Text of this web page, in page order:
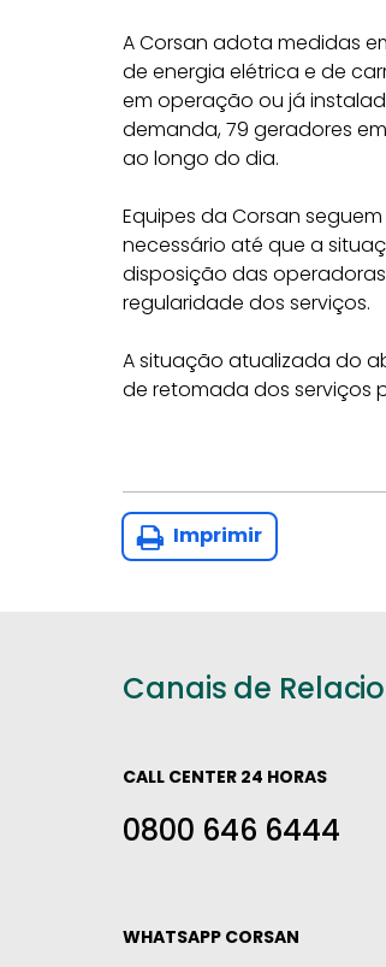
A Corsan adota medidas
de energia elétrica e de
em operação ou já
demanda, 79 geradores
ao longo do dia.
Equipes da Corsan
necessário até que a
disposição das
regularidade dos serviços.
A situação atualizada do
de retomada dos serviços
Imprimir
Canais de
CALL CENTER 24 HORAS
0800 646 6444
WHATSAPP CORSAN